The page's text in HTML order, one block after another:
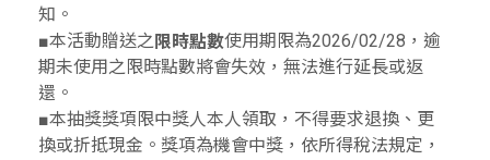
知。
■本活動贈送之 限時點數使用期限為2026/02/28，逾
期未使用之限時點數將會失效，無法進行延長或返
還。
■本抽獎獎項限中獎人本人領取，不得要求退換、更
換或折抵現金。獎項為機會中獎，依所得稅法規定，